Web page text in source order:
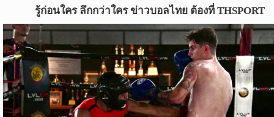
รู้ก่อนใคร ลึกกว่าใคร ข่าวบอลไทย ต้องที่ THSPORT
บอล
ไทย
ข่าว
ฟุตบอล
ต่าง
ประเทศ